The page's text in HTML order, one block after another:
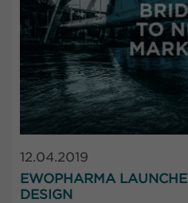
12.04.2019
EWOPHARMA
DESIGN